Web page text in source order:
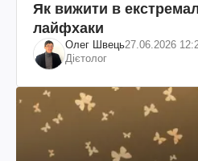
Як вижити в
лайфхаки
Олег Швець27.06.2026
Дієтолог